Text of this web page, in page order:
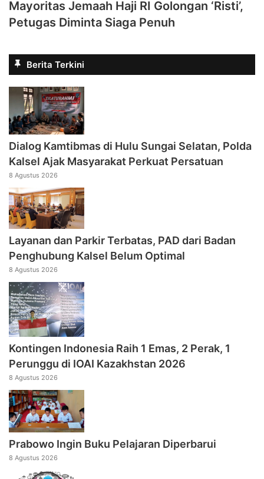
Mayoritas Jemaah Haji RI Golongan ‘Risti’,
Petugas Diminta Siaga Penuh
Berita Terkini
Dialog Kamtibmas di Hulu Sungai Selatan, Polda
Kalsel Ajak Masyarakat Perkuat Persatuan
8 Agustus 2026
Layanan dan Parkir Terbatas, PAD dari Badan
Penghubung Kalsel Belum Optimal
8 Agustus 2026
Kontingen Indonesia Raih 1 Emas, 2 Perak, 1
Perunggu di IOAI Kazakhstan 2026
8 Agustus 2026
Prabowo Ingin Buku Pelajaran Diperbarui
8 Agustus 2026